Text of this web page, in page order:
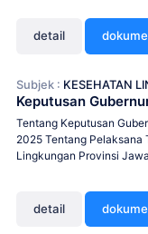
detail
Subjek : KESEHATAN
Keputusan
Tentang Keputusan
2025 Tentang Pelaksana
Lingkungan Provinsi
detail